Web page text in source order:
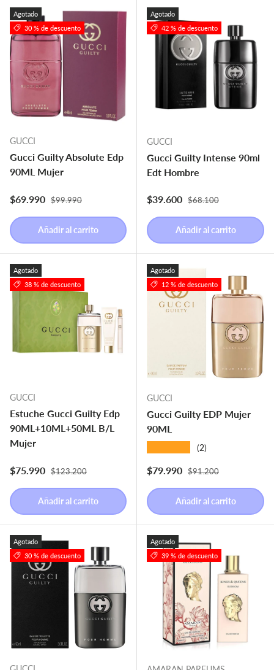
Agotado
30 % de descuento
GUCCI
Gucci Guilty Absolute Edp
90ML Mujer
Precio de venta
$69.990 Precio normal
$99.990
Añadir al carrito
Agotado
42 % de descuento
GUCCI
Gucci Guilty Intense 90ml
Edt Hombre
Precio de venta
$39.600 Precio normal
$68.100
Añadir al carrito
Agotado
38 % de descuento
GUCCI
Estuche Gucci Guilty Edp
90ML+10ML+50ML B/L
Mujer
Precio de venta
$75.990 Precio normal
$123.200
Añadir al carrito
Agotado
12 % de descuento
GUCCI
Gucci Guilty EDP Mujer
90ML
(2)
Precio de venta
$79.990 Precio normal
$91.200
Añadir al carrito
Agotado
30 % de descuento
Agotado
39 % de descuento